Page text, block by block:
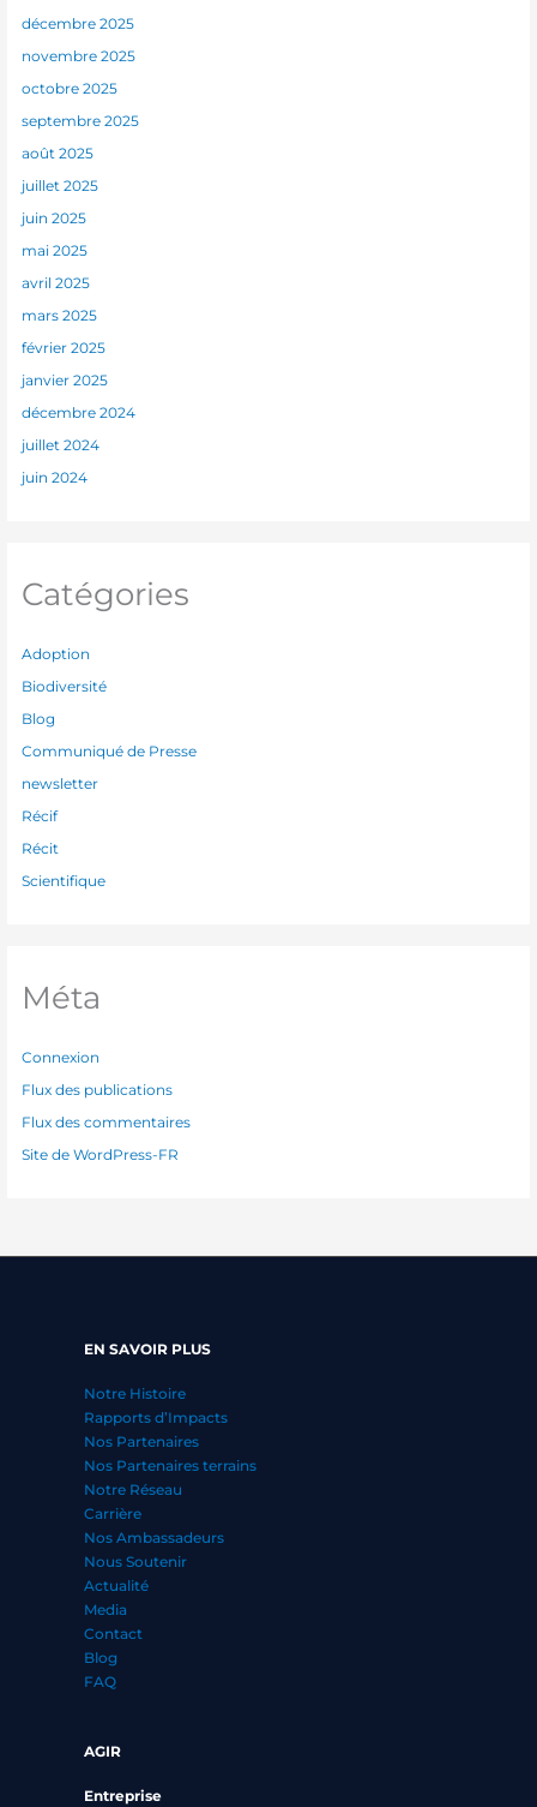
décembre 2025
novembre 2025
octobre 2025
septembre 2025
août 2025
juillet 2025
juin 2025
mai 2025
avril 2025
mars 2025
février 2025
janvier 2025
décembre 2024
juillet 2024
juin 2024
Catégories
Adoption
Biodiversité
Blog
Communiqué de Presse
newsletter
Récif
Récit
Scientifique
Méta
Connexion
Flux des publications
Flux des commentaires
Site de WordPress-FR
EN SAVOIR PLUS
Notre Histoire
Rapports d’Impacts
Nos Partenaires
Nos Partenaires terrains
Notre Réseau
Carrière
Nos Ambassadeurs
Nous Soutenir
Actualité
Media
Contact
Blog
FAQ
AGIR
Entreprise